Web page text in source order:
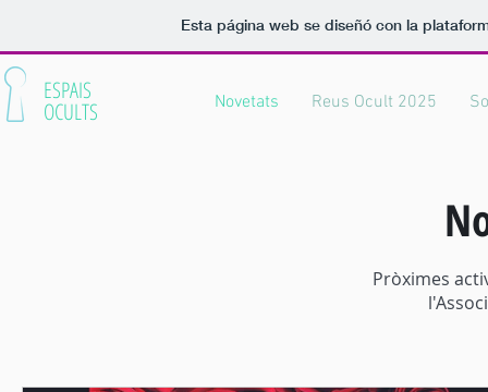
Esta página web se diseñó con la
ESPAIS
OCULTS Novetats Reus Ocult 2025
Pròximes